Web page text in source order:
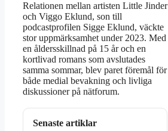
Relationen mellan artisten Little Jinder
och Viggo Eklund, son till
podcastprofilen Sigge Eklund, väckte
stor uppmärksamhet under 2023. Med
en åldersskillnad på 15 år och en
kortlivad romans som avslutades
samma sommar, blev paret föremål för
både medial bevakning och livliga
diskussioner på nätforum.
Senaste artiklar